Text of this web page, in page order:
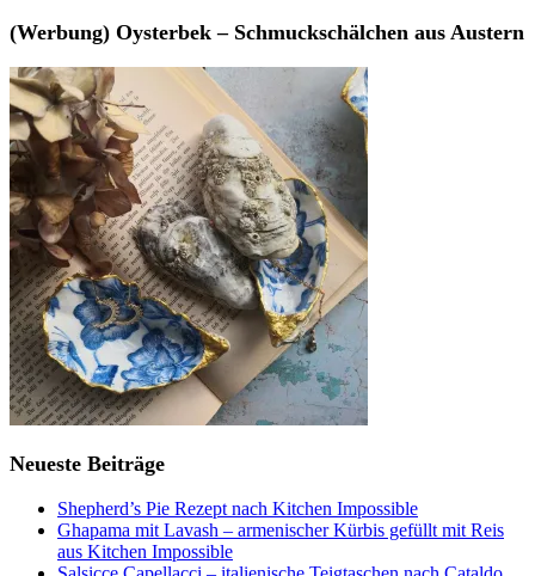
(Werbung) Oysterbek – Schmuckschälchen aus Austern
Neueste Beiträge
Shepherd’s Pie Rezept nach Kitchen Impossible
Ghapama mit Lavash – armenischer Kürbis gefüllt mit Reis
aus Kitchen Impossible